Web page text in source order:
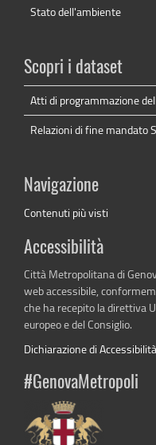
Stato dell'ambiente
Scopri i dataset
Atti di programmazione
Relazioni di fine mandato
Navigazione
Contenuti più visti
Accessibilità
Città Metropolitana di
web accessibile,
che ha recepito la direttiva
europeo e del Consiglio.
Dichiarazione di Accessibilità
#GenovaMetropoli